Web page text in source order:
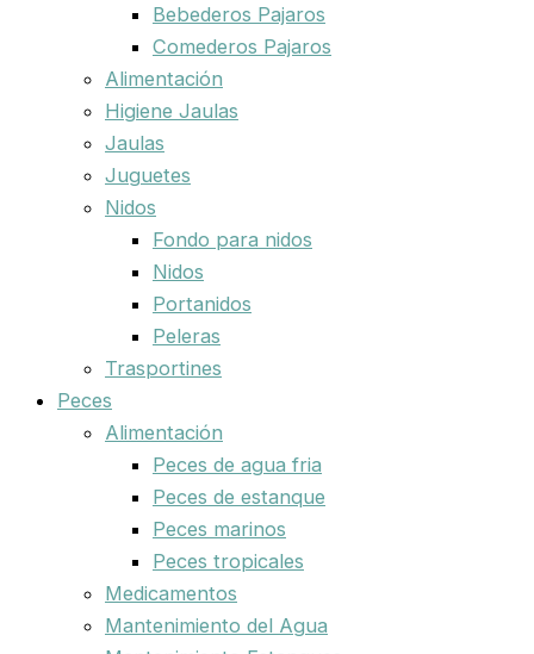
Bebederos Pajaros
Comederos Pajaros
Alimentación
Higiene Jaulas
Jaulas
Juguetes
Nidos
Fondo para nidos
Nidos
Portanidos
Peleras
Trasportines
Peces
Alimentación
Peces de agua fria
Peces de estanque
Peces marinos
Peces tropicales
Medicamentos
Mantenimiento del Agua